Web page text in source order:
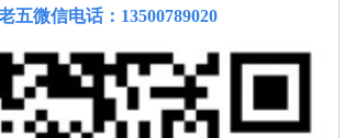
五微信电话：13500789020